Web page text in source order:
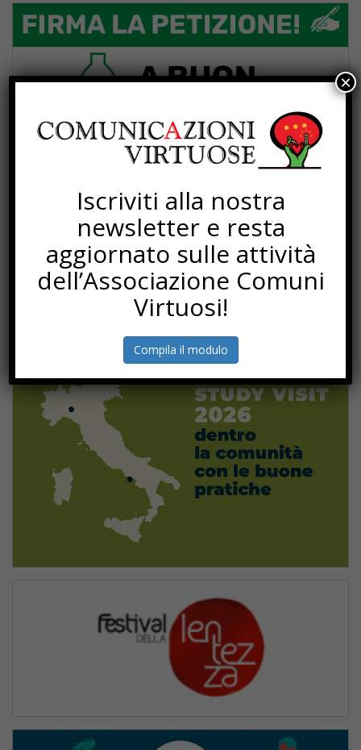
Iscriviti alla nostra
newsletter e resta
aggiornato sulle attività
dell’Associazione Comuni
Virtuosi!
Compila il modulo
×